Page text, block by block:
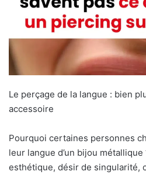
Le perçage de la langue : bien
accessoire
Pourquoi certaines personnes
leur langue d’un bijou
esthétique, désir de singularité,